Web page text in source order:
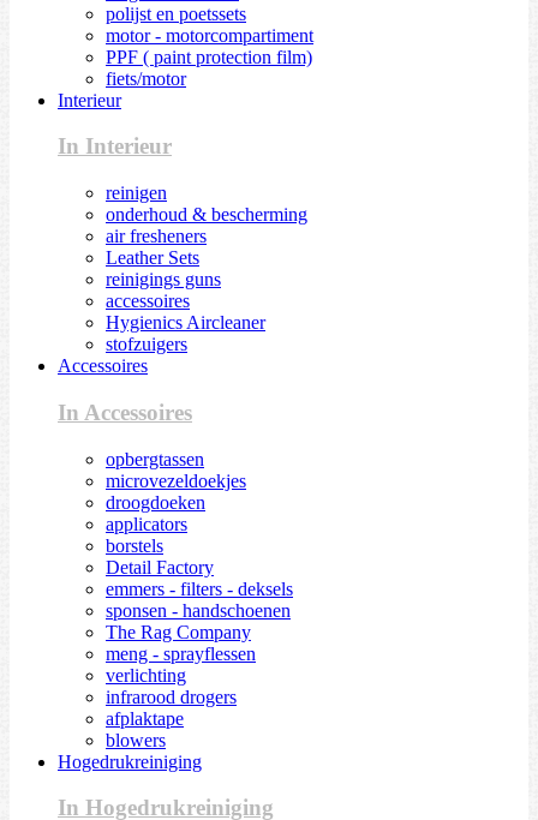
polijst en poetssets
motor - motorcompartiment
PPF ( paint protection film)
fiets/motor
Interieur
In Interieur
reinigen
onderhoud & bescherming
air fresheners
Leather Sets
reinigings guns
accessoires
Hygienics Aircleaner
stofzuigers
Accessoires
In Accessoires
opbergtassen
microvezeldoekjes
droogdoeken
applicators
borstels
Detail Factory
emmers - filters - deksels
sponsen - handschoenen
The Rag Company
meng - sprayflessen
verlichting
infrarood drogers
afplaktape
blowers
Hogedrukreiniging
In Hogedrukreiniging